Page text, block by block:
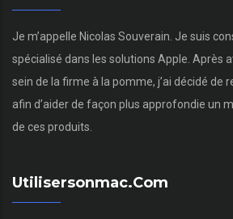
Je m’appelle Nicolas Souverain. Je suis
spécialisé dans les solutions Apple. Après
sein de la firme à la pomme, j’ai décidé de
afin d’aider de façon plus approfondie un
de ces produits.
Utilisersonmac.com